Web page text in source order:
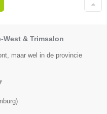
West & Trimsalon
maar wel in de provincie
)